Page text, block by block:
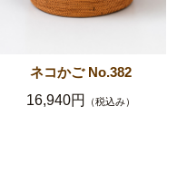
ネコかご No.382
16,940円
（税込み）